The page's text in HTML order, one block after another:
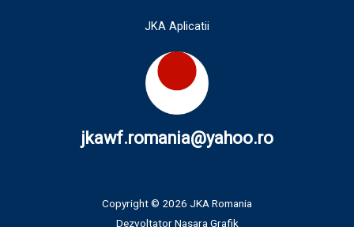
JKA Aplicatii
jkawf.romania@yahoo.ro
Copyright © 2026 JKA Romania
DezvoltatorNasara Grafik